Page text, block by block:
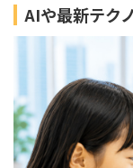
AIや最新テク